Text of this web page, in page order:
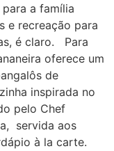
a família
e recreação para
é claro. Para
oferece um
de
inspirada no
pelo Chef
servida aos
à la carte.